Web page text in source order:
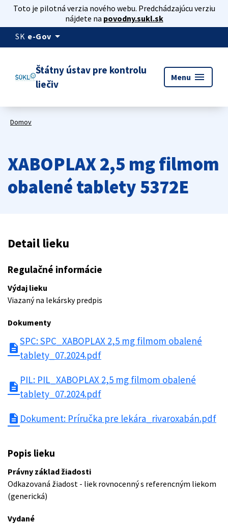
Toto je pilotná verzia nového webu. Predchádzajúcu verziu
nájdete na povodny.sukl.sk
SK e-Gov arrow_drop_down
Štátny ústav pre kontrolu
liečiv
Menu menu
Domov
XABOPLAX 2,5 mg filmom
obalené tablety 5372E
Detail lieku
Regulačné informácie
Výdaj lieku
Viazaný na lekársky predpis
Dokumenty
description
SPC: SPC_XABOPLAX 2,5 mg filmom obalené
tablety_07.2024.pdf
description
PIL: PIL_XABOPLAX 2,5 mg filmom obalené
tablety_07.2024.pdf
description Dokument: Príručka pre lekára_rivaroxabán.pdf
Popis lieku
Právny základ žiadosti
Odkazovaná žiadost - liek rovnocenný s referencným liekom
(generická)
Vydané